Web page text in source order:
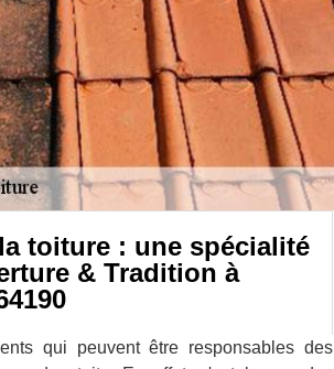
toiture : une spécialité
& Tradition à
qui peuvent être responsables des